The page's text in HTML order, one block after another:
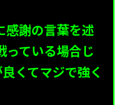
感謝の言葉を述
っている場合じ
くてマジで強く